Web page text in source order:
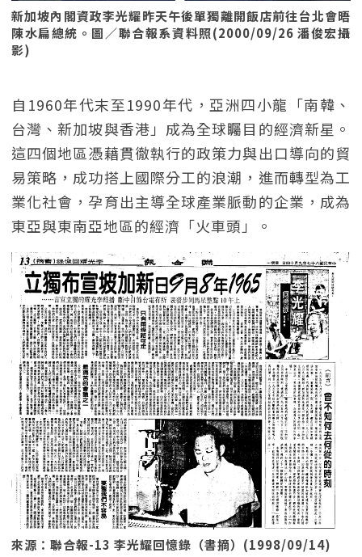
新加坡內閣資政李光耀昨天午後單獨離開飯店前往台北會晤
陳水扁總統。圖／聯合報系資料照(2000/09/26 潘俊宏攝
影)
自1960年代末至1990年代，亞洲四小龍「南韓、
台灣、新加坡與香港」成為全球矚目的經濟新星。
這四個地區憑藉貫徹執行的政策力與出口導向的貿
易策略，成功搭上國際分工的浪潮，進而轉型為工
業化社會，孕育出主導全球產業脈動的企業，成為
東亞與東南亞地區的經濟「火車頭」。
來源：聯合報-13 李光耀回憶錄（書摘）(1998/09/14)